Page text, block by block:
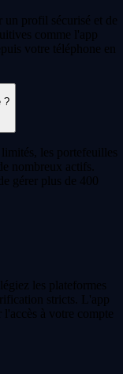
un profil sécurisé et de
comme l'app
votre téléphone en
?
les portefeuilles
nombreux actifs.
gérer plus de 400
les plateformes
stricts. L'app
à votre compte